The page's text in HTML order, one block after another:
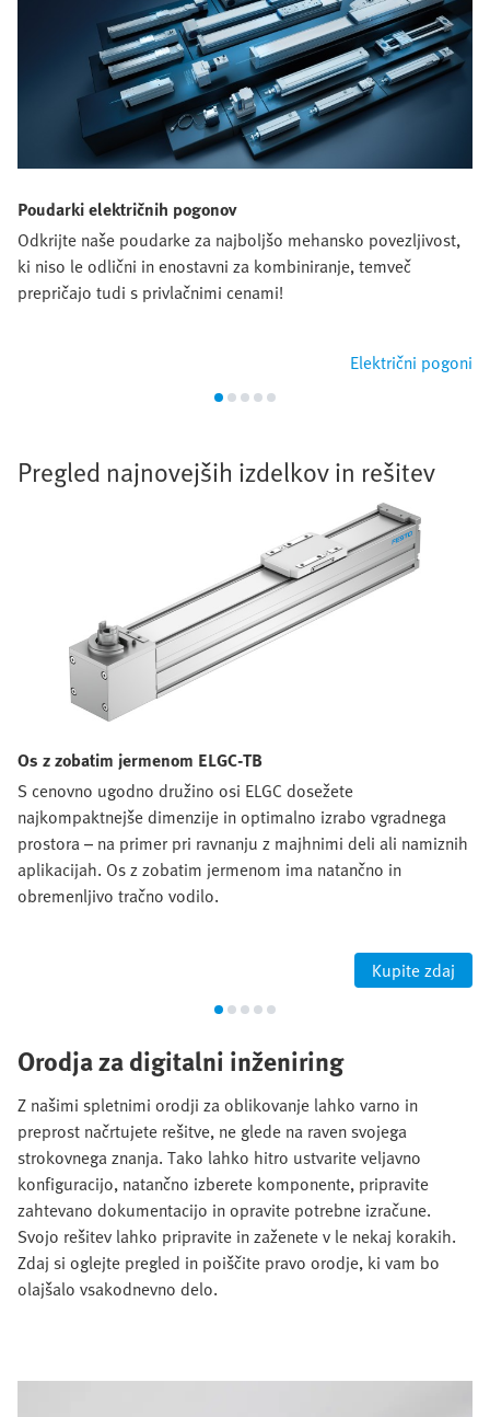
Poudarki električnih pogonov
Odkrijte naše poudarke za najboljšo mehansko povezljivost,
ki niso le odlični in enostavni za kombiniranje, temveč
prepričajo tudi s privlačnimi cenami!
Električni pogoni
Pregled najnovejših izdelkov in rešitev
Os z zobatim jermenom ELGC-TB
S cenovno ugodno družino osi ELGC dosežete
najkompaktnejše dimenzije in optimalno izrabo vgradnega
prostora – na primer pri ravnanju z majhnimi deli ali namiznih
aplikacijah. Os z zobatim jermenom ima natančno in
obremenljivo tračno vodilo.
Kupite zdaj
Orodja za digitalni inženiring
Z našimi spletnimi orodji za oblikovanje lahko varno in
preprost načrtujete rešitve, ne glede na raven svojega
strokovnega znanja. Tako lahko hitro ustvarite veljavno
konfiguracijo, natančno izberete komponente, pripravite
zahtevano dokumentacijo in opravite potrebne izračune.
Svojo rešitev lahko pripravite in zaženete v le nekaj korakih.
Zdaj si oglejte pregled in poiščite pravo orodje, ki vam bo
olajšalo vsakodnevno delo.